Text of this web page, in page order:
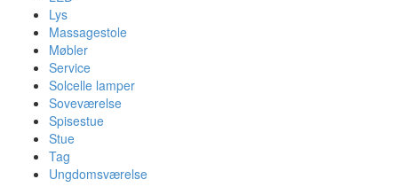
Lys
Massagestole
Møbler
Service
Solcelle lamper
Soveværelse
Spisestue
Stue
Tag
Ungdomsværelse